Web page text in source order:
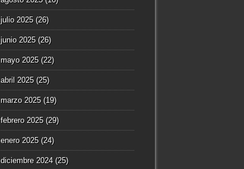
julio 2025(26)
junio 2025(26)
mayo 2025(22)
abril 2025(25)
marzo 2025(19)
febrero 2025(29)
enero 2025(24)
diciembre 2024(25)